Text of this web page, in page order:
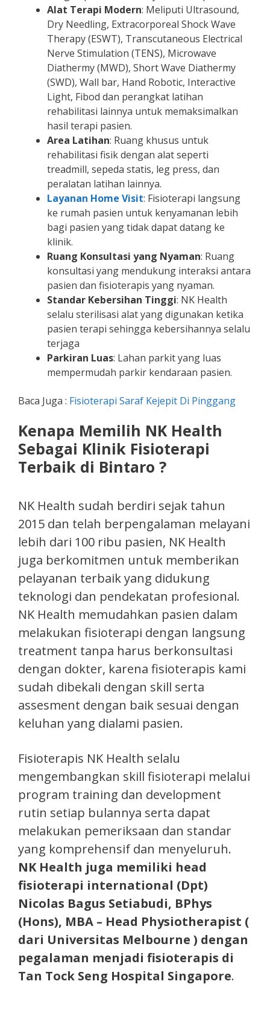
Alat Terapi Modern: Meliputi Ultrasound,
Dry Needling, Extracorporeal Shock Wave
Therapy (ESWT), Transcutaneous Electrical
Nerve Stimulation (TENS), Microwave
Diathermy (MWD), Short Wave Diathermy
(SWD), Wall bar, Hand Robotic, Interactive
Light, Fibod dan perangkat latihan
rehabilitasi lainnya untuk memaksimalkan
hasil terapi pasien.
Area Latihan: Ruang khusus untuk
rehabilitasi fisik dengan alat seperti
treadmill, sepeda statis, leg press, dan
peralatan latihan lainnya.
Layanan Home Visit: Fisioterapi langsung
ke rumah pasien untuk kenyamanan lebih
bagi pasien yang tidak dapat datang ke
klinik.
Ruang Konsultasi yang Nyaman: Ruang
konsultasi yang mendukung interaksi antara
pasien dan fisioterapis yang nyaman.
Standar Kebersihan Tinggi: NK Health
selalu sterilisasi alat yang digunakan ketika
pasien terapi sehingga kebersihannya selalu
terjaga
Parkiran Luas: Lahan parkit yang luas
mempermudah parkir kendaraan pasien.
Baca Juga : Fisioterapi Saraf Kejepit Di Pinggang
Kenapa Memilih NK Health
Sebagai Klinik Fisioterapi
Terbaik di Bintaro ?
NK Health sudah berdiri sejak tahun
2015 dan telah berpengalaman melayani
lebih dari 100 ribu pasien, NK Health
juga berkomitmen untuk memberikan
pelayanan terbaik yang didukung
teknologi dan pendekatan profesional.
NK Health memudahkan pasien dalam
melakukan fisioterapi dengan langsung
treatment tanpa harus berkonsultasi
dengan dokter, karena fisioterapis kami
sudah dibekali dengan skill serta
assesment dengan baik sesuai dengan
keluhan yang dialami pasien.
Fisioterapis NK Health selalu
mengembangkan skill fisioterapi melalui
program training dan development
rutin setiap bulannya serta dapat
melakukan pemeriksaan dan standar
yang komprehensif dan menyeluruh.
NK Health juga memiliki head
fisioterapi international (Dpt)
Nicolas Bagus Setiabudi, BPhys
(Hons), MBA – Head Physiotherapist (
dari Universitas Melbourne ) dengan
pegalaman menjadi fisioterapis di
Tan Tock Seng Hospital Singapore.